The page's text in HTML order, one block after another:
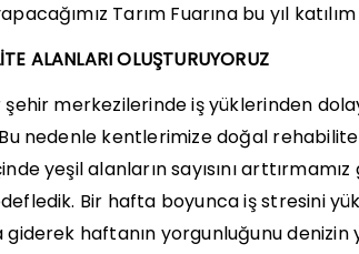
Tarım Fuarına bu yıl
ALANLARI OLUŞTURUYORUZ
şehir merkezilerinde iş yüklerinden
nedenle kentlerimize doğal
yeşil alanların sayısını
Bir hafta boyunca iş stresini
haftanın yorgunluğunu denizin